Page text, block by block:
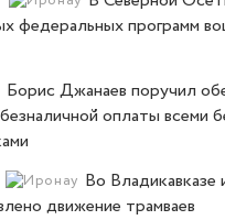
федеральных программ
Борис Джанаев поручил
оплаты всеми
Во Владикавказе
движение трамваев